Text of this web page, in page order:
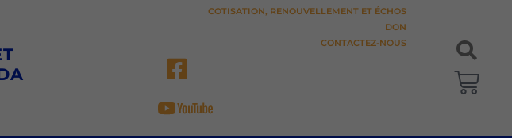
COTISATION, RENOUVELLEMENT ET ÉCHOS
DON
CONTACTEZ-NOUS